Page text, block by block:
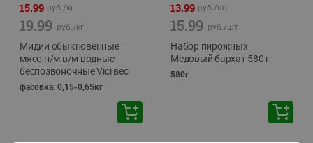
15.99 руб./кг
19.99 руб./кг
Мидии обыкновенные
мясо п/м в/м водные
беспозвоночные Vici вес
фасовка: 0,15-0,65кг
13.99 руб./шт
15.99 руб./шт
Набор пирожных
Медовый бархат 580 г
580г